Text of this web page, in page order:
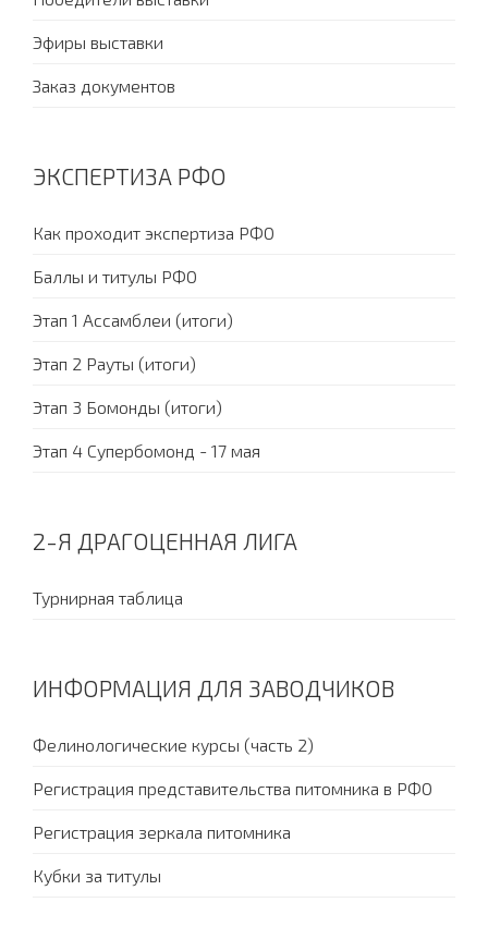
Эфиры выставки
Заказ документов
ЭКСПЕРТИЗА РФО
Как проходит экспертиза РФО
Баллы и титулы РФО
Этап 1 Ассамблеи (итоги)
Этап 2 Рауты (итоги)
Этап 3 Бомонды (итоги)
Этап 4 Супербомонд - 17 мая
2-Я ДРАГОЦЕННАЯ ЛИГА
Турнирная таблица
ИНФОРМАЦИЯ ДЛЯ ЗАВОДЧИКОВ
Фелинологические курсы (часть 2)
Регистрация представительства питомника в РФО
Регистрация зеркала питомника
Кубки за титулы